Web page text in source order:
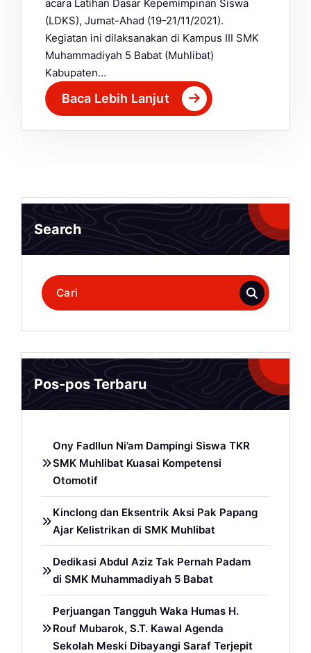
acara Latihan Dasar Kepemimpinan Siswa
(LDKS), Jumat-Ahad (19-21/11/2021).
Kegiatan ini dilaksanakan di Kampus III SMK
Muhammadiyah 5 Babat (Muhlibat)
Kabupaten…
Baca Lebih Lanjut
Search
Pencarian
untuk:
Pos-pos Terbaru
Ony Fadllun Ni’am Dampingi Siswa TKR
SMK Muhlibat Kuasai Kompetensi
Otomotif
Kinclong dan Eksentrik Aksi Pak Papang
Ajar Kelistrikan di SMK Muhlibat
Dedikasi Abdul Aziz Tak Pernah Padam
di SMK Muhammadiyah 5 Babat
Perjuangan Tangguh Waka Humas H.
Rouf Mubarok, S.T. Kawal Agenda
Sekolah Meski Dibayangi Saraf Terjepit